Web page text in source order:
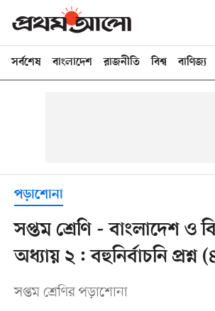
সর্বশেষ বাংলাদেশ রাজনীতি বিশ্ব বাণিজ্য
পড়াশোনা
সপ্তম শ্রেণি - বাংলাদেশ ও
অধ্যায় ২ : বহুনির্বাচনি প্রশ্ন
সপ্তম শ্রেণির পড়াশোনা